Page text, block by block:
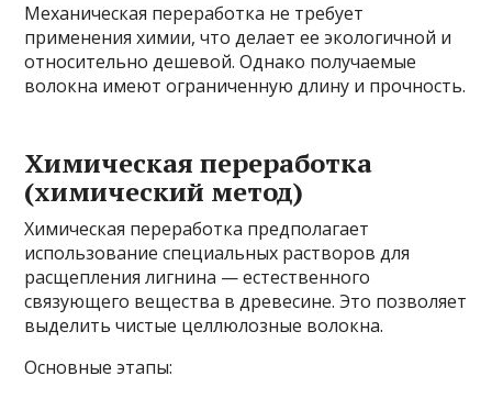
Механическая переработка не требует
применения химии, что делает ее экологичной и
относительно дешевой. Однако получаемые
волокна имеют ограниченную длину и прочность.
Химическая переработка
(химический метод)
Химическая переработка предполагает
использование специальных растворов для
расщепления лигнина — естественного
связующего вещества в древесине. Это позволяет
выделить чистые целлюлозные волокна.
Основные этапы: